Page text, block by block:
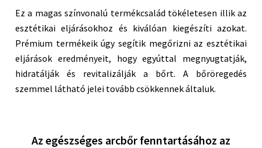
Ez a magas színvonalú termékcsalád tökéletesen illik az
esztétikai eljárásokhoz és kiválóan kiegészíti azokat.
Prémium termékeik úgy segítik megőrizni az esztétikai
eljárások eredményeit, hogy egyúttal megnyugtatják,
hidratálják és revitalizálják a bőrt. A bőröregedés
szemmel látható jelei tovább csökkennek általuk.
Az egészséges arcbőr fenntartásához az